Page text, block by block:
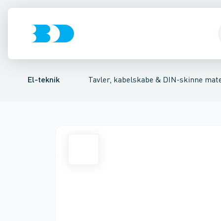
El-teknik Tavler, kabelskabe & DIN-skinne
Afbrydere, stikkontakter & lampeudtag
Tavler, kapsling og rackskabeFordelings-/
Kombiafbryder FejlstrømsmodulNeozed D0